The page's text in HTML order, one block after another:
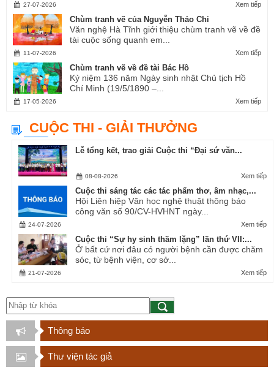
Xem tiếp
27-07-2026
Chùm tranh vẽ của Nguyễn Thảo Chi
Văn nghệ Hà Tĩnh giới thiệu chùm tranh vẽ về đề
tài cuộc sống quanh em...
Xem tiếp
11-07-2026
Chùm tranh vẽ về đề tài Bác Hồ
Kỷ niệm 136 năm Ngày sinh nhật Chủ tịch Hồ
Chí Minh (19/5/1890 –...
Xem tiếp
17-05-2026
CUỘC THI - GIẢI THƯỞNG
Lễ tổng kết, trao giải Cuộc thi “Đại sứ văn...
Xem tiếp
08-08-2026
Cuộc thi sáng tác các tác phẩm thơ, âm nhạc,...
Hội Liên hiệp Văn học nghệ thuật thông báo
công văn số 90/CV-HVHNT ngày...
Xem tiếp
24-07-2026
Cuộc thi “Sự hy sinh thầm lặng” lần thứ VII:...
Ở bất cứ nơi đâu có người bệnh cần được chăm
sóc, từ bệnh viện, cơ sở...
Xem tiếp
21-07-2026
Thông báo
Thư viện tác giả